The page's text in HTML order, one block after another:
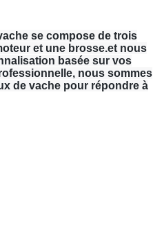
se compose de trois
et une brosse.et nous
basée sur vos
nous sommes
de vache pour répondre à